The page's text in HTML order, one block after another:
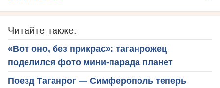
Читайте также:
«Вот оно, без прикрас»: таганрожец
поделился фото мини-парада планет
Поезд Таганрог — Симферополь теперь